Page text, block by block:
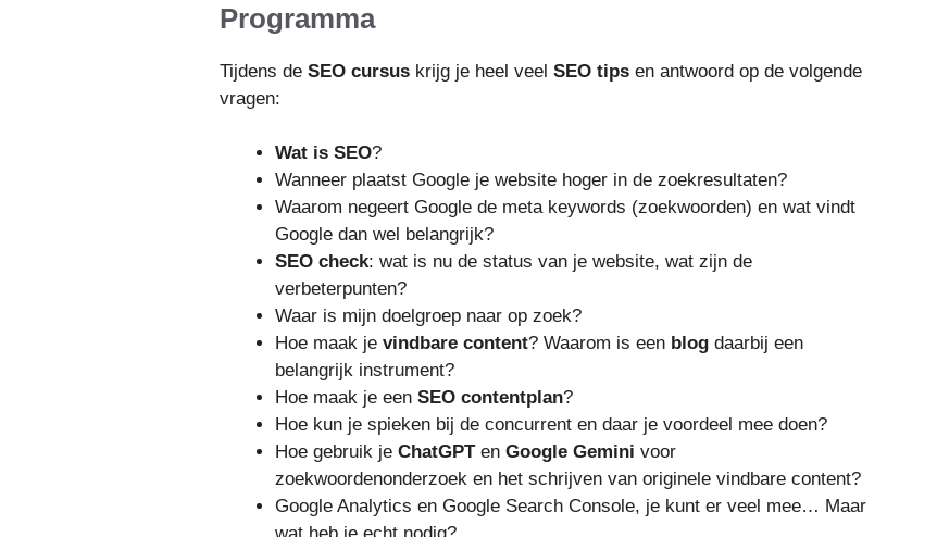
Programma
Tijdens de SEO cursus krijg je heel veel SEO tips en antwoord op de volgende
vragen:
Wat is SEO?
Wanneer plaatst Google je website hoger in de zoekresultaten?
Waarom negeert Google de meta keywords (zoekwoorden) en wat vindt
Google dan wel belangrijk?
SEO check: wat is nu de status van je website, wat zijn de
verbeterpunten?
Waar is mijn doelgroep naar op zoek?
Hoe maak je vindbare content? Waarom is een blog daarbij een
belangrijk instrument?
Hoe maak je een SEO contentplan?
Hoe kun je spieken bij de concurrent en daar je voordeel mee doen?
Hoe gebruik je ChatGPTen Google Gemini voor
zoekwoordenonderzoek en het schrijven van originele vindbare content?
Google Analytics en Google Search Console, je kunt er veel mee… Maar